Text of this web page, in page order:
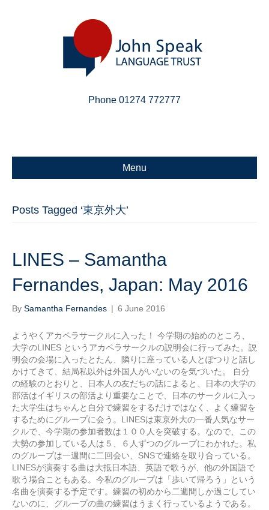
Phone 01274 772777
Menu
Posts Tagged ‘東京外大’
LINES – Samantha
Fernandes, Japan: May 2016
By Samantha Fernandes | 6 June 2016
ようやくアカペラサークルに入った！ 今学期の始めのところ、
大学のLINES というアカペラサークルの説明会に行ってみた。説
明会の会場に入ったとたん、隣りに座っている人とぽつりと話し
かけてきて、結局私以外は外国人がいないのを気づいた。 自分
の経験のとおりと、日本人の友だちの話によると、日本の大学の
部活はイギリスの部活より重要なことで、日本のサークルに入っ
た大学生はちゃんと自分で練習をするだけではなく、よく練習を
するためにグループに会う。LINESは東京外大の一番人気なサー
クルで、今学期の参加者数は１００人を突破する。なので、この
大勢の参加している人は５、６人ずつのグループにわかれた。私
のグループは一週間に二回会い、SNSで連絡を取り合っている。
LINESが演奏する曲は大抵日本語、英語で歌うが、他の外国語で
歌う場合こともある。今私のグループは「歩いて帰ろう」という
名曲を演奏する予定です。練習の初めから二週間しか過ごしてい
ないのに、グループの曲の練習はうまく行っているようである。